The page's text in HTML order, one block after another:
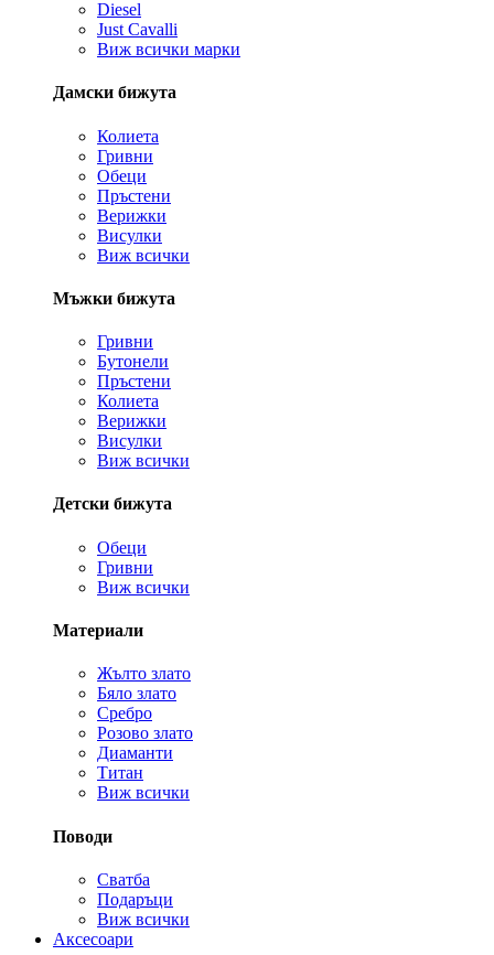
Diesel
Just Cavalli
Виж всички марки
Дамски бижута
Колиета
Гривни
Обеци
Пръстени
Верижки
Висулки
Виж всички
Мъжки бижута
Гривни
Бутонели
Пръстени
Колиета
Верижки
Висулки
Виж всички
Детски бижута
Обеци
Гривни
Виж всички
Материали
Жълто злато
Бяло злато
Сребро
Розово злато
Диаманти
Титан
Виж всички
Поводи
Сватба
Подаръци
Виж всички
Аксесоари